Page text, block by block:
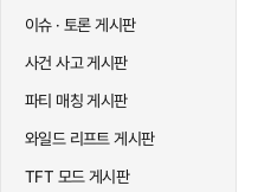
이슈 · 토론 게시판
사건 사고 게시판
파티 매칭 게시판
와일드 리프트 게시판
TFT 모드 게시판